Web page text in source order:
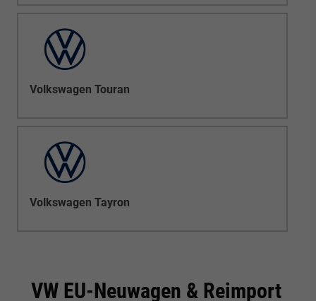
Volkswagen Touran
Volkswagen Tayron
VW EU-Neuwagen & Reimport